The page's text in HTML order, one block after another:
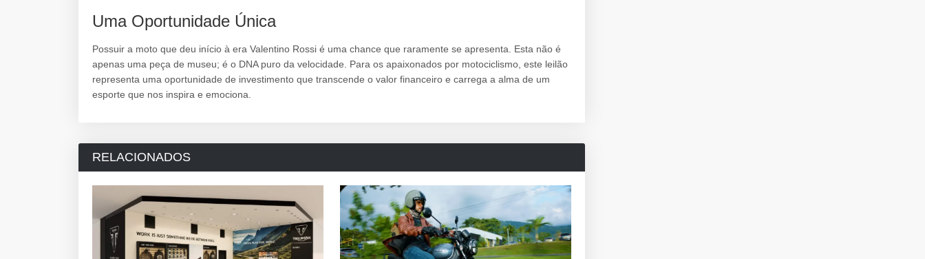
Uma Oportunidade Única
Possuir a moto que deu início à era Valentino Rossi é uma chance que raramente se apresenta. Esta não é
apenas uma peça de museu; é o DNA puro da velocidade. Para os apaixonados por motociclismo, este leilão
representa uma oportunidade de investimento que transcende o valor financeiro e carrega a alma de um
esporte que nos inspira e emociona.
RELACIONADOS